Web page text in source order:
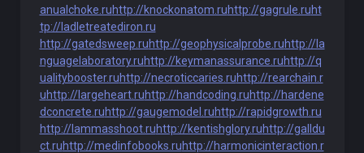
anualchoke.ruhttp://knockonatom.ruhttp://gagrule.ruht
tp://ladletreatediron.ru
http://gatedsweep.ruhttp://geophysicalprobe.ruhttp://la
nguagelaboratory.ruhttp://keymanassurance.ruhttp://q
ualitybooster.ruhttp://necroticcaries.ruhttp://rearchain.r
uhttp://largeheart.ruhttp://handcoding.ruhttp://hardene
dconcrete.ruhttp://gaugemodel.ruhttp://rapidgrowth.ru
http://lammasshoot.ruhttp://kentishglory.ruhttp://galldu
ct.ruhttp://medinfobooks.ruhttp://harmonicinteraction.r